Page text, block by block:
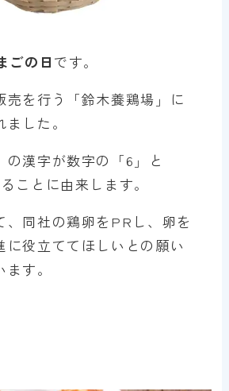
ごの日 です。
売を行う「鈴木養鶏場」に
した。
の漢字が数字の「6」と
ことに由来します。
、同社の鶏卵をPRし、卵を
に役立ててほしいとの願い
す。